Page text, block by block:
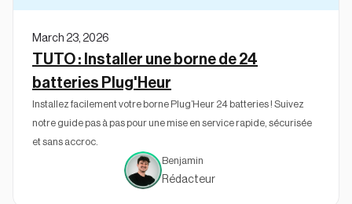
March 23, 2026
TUTO : Installer une borne de 24
batteries Plug'Heur
Installez facilement votre borne Plug’Heur 24 batteries ! Suivez
notre guide pas à pas pour une mise en service rapide, sécurisée
et sans accroc.
Benjamin
Rédacteur